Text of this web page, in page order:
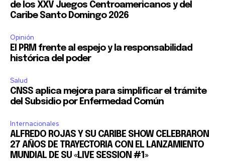
de los XXV Juegos Centroamericanos y del
Caribe Santo Domingo 2026
Opinión
El PRM frente al espejo y la responsabilidad
histórica del poder
Salud
CNSS aplica mejora para simplificar el trámite
del Subsidio por Enfermedad Común
Internacionales
ALFREDO ROJAS Y SU CARIBE SHOW CELEBRARON
27 AÑOS DE TRAYECTORIA CON EL LANZAMIENTO
MUNDIAL DE SU «LIVE SESSION #1»